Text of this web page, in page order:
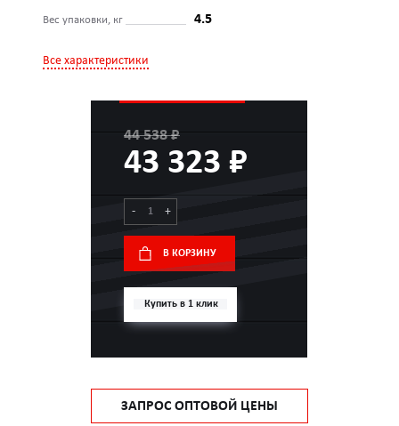
Вес упаковки, кг 4.5
Все характеристики
44 538 ₽
43 323 ₽
- +
В КОРЗИНУ
Купить в 1 клик
ЗАПРОС ОПТОВОЙ ЦЕНЫ